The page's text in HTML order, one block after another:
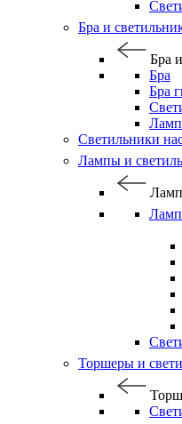
Бра и
Бра
Бра
Бра
Светильники
Лампы и
Торшеры и